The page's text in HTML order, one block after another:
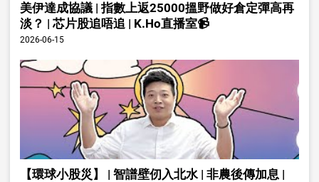
美伊達成協議 | 指數上返25000搵野做好倉定彈高再
淡？ | 芯片股追唔追 | K.Ho直播室📹
2026-06-15
【環球小股災】 | 智譜壁仞入北水 | 非農後傳加息 |